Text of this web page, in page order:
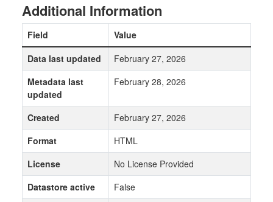
Additional Information
Field
Value
Data last updated
February 27, 2026
Metadata last
updated
February 28, 2026
Created
February 27, 2026
Format
HTML
License
No License Provided
Datastore active
False